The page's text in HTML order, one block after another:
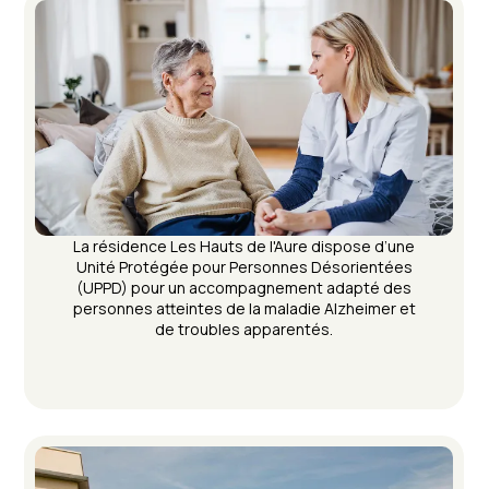
La résidence Les Hauts de l'Aure dispose d’une
Unité Protégée pour Personnes Désorientées
(UPPD) pour un accompagnement adapté des
personnes atteintes de la maladie Alzheimer et
de troubles apparentés.